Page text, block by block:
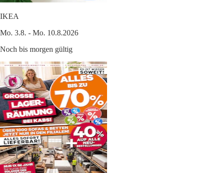
IKEA
Mo. 3.8. - Mo. 10.8.2026
Noch bis morgen gültig